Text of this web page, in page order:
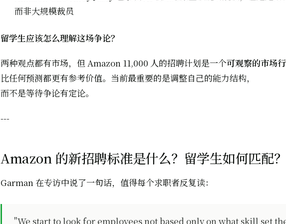
而非大规模裁员
留学生应该怎么理解这场争论？
两种观点都有市场，但 Amazon 11,000 人的招聘计划是一个可观察的市场
比任何预测都更有参考价值。当前最重要的是调整自己的能力结构，
而不是等待争论有定论。
---
Amazon 的新招聘标准是什么？留学生如何匹配？
Garman 在专访中说了一句话，值得每个求职者反复读：
"We start to look for employees not based only on what skill set